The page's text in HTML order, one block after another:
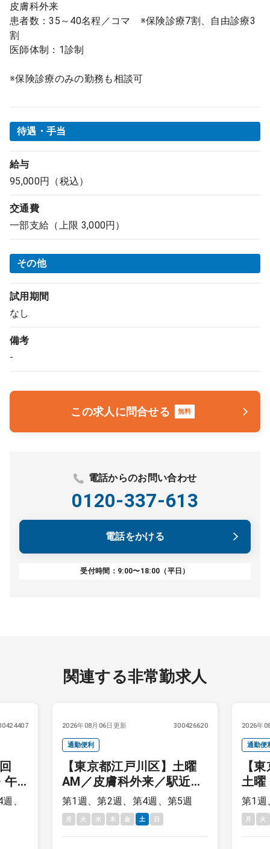
皮膚科外来
患者数：35～40名程／コマ ※保険診療7割、自由診療3
割
医師体制：1診制
※保険診療のみの勤務も相談可
待遇・手当
給与
95,000円（税込）
交通費
一部支給（上限 3,000円）
その他
試用期間
なし
備考
-
この求人に問合せる 無料
電話からのお問い合わせ
0120-337-613
電話をかける
受付時間：9:00〜18:00（平日）
関連する非常勤求人
午
、
2026年08月06日更新 300426620
通勤便利
【東京都江戸川区】土曜
AM／皮膚科外来／駅近ク
リニック
第1週、第2週、第4週、第5週
月 火 水 木 金 土 日
2026年
通勤便
【
土曜
来／
第1週
月 火